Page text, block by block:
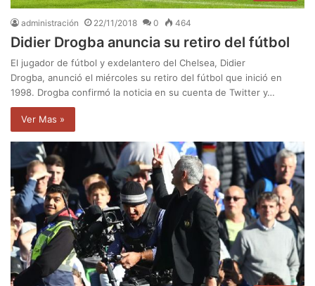
administración 22/11/2018 0 464
Didier Drogba anuncia su retiro del fútbol
El jugador de fútbol y exdelantero del Chelsea, Didier
Drogba, anunció el miércoles su retiro del fútbol que inició en
1998. Drogba confirmó la noticia en su cuenta de Twitter y…
Ver Mas »